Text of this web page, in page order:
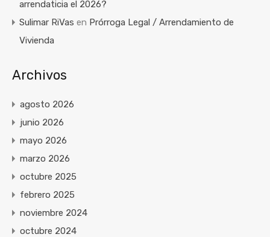
arrendaticia el 2026?
Sulimar RiVas en Prórroga Legal / Arrendamiento de
Vivienda
Archivos
agosto 2026
junio 2026
mayo 2026
marzo 2026
octubre 2025
febrero 2025
noviembre 2024
octubre 2024